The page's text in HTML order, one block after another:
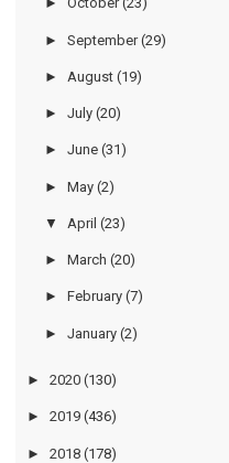
► September (29)
► August (19)
► July (20)
► June (31)
► May (2)
▼ April (23)
► March (20)
► February (7)
► January (2)
► 2020 (130)
► 2019 (436)
► 2018 (178)